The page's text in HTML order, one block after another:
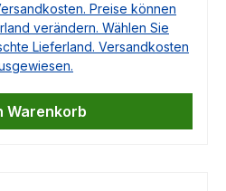
erfolgt OHNE
Radschrauben Die
finden Sie unten auf
Auch eine Lieferung als
Bitte teilen Sie uns mit,
es sich handelt und wir
Preise können
verändern. Wählen Sie
Lieferland. Versandkosten
Warenkorb